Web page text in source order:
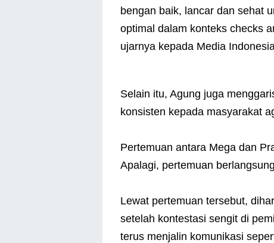
bengan baik, lancar dan sehat
optimal dalam konteks checks
ujarnya kepada Media
Selain itu, Agung juga
konsisten kepada masyarakat
Pertemuan antara Mega dan
Apalagi, pertemuan
Lewat pertemuan tersebut,
setelah kontestasi sengit di
terus menjalin komunikasi